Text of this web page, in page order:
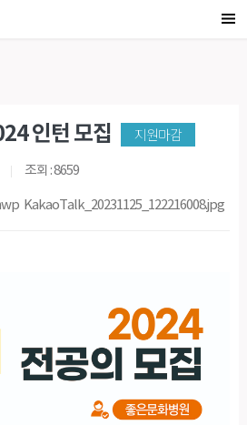
인턴 모집 지원마감
조회 : 8659
KakaoTalk_20231125_122216008.jpg